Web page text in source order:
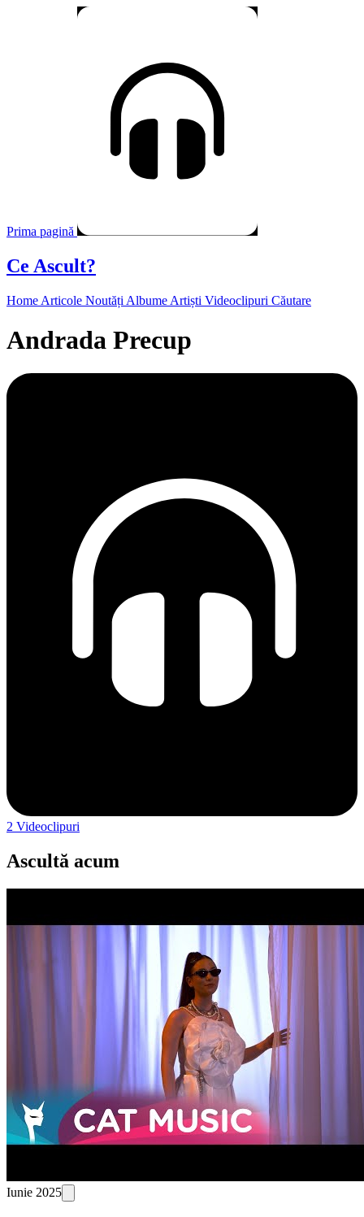
Prima pagină
Ce Ascult?
Home Articole Noutăți Albume Artiști Videoclipuri Căutare
Andrada Precup
2 Videoclipuri
Ascultă acum
Iunie 2025